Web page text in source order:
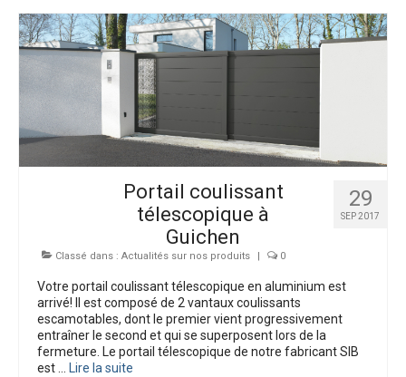
Bien-être extérieur
Interphones
Dépannages
29
SEP 2017
Portail coulissant
télescopique à
Guichen
Classé dans : Actualités sur nos produits 0
Votre portail coulissant télescopique en aluminium est
arrivé! Il est composé de 2 vantaux coulissants
escamotables, dont le premier vient progressivement
entraîner le second et qui se superposent lors de la
fermeture. Le portail télescopique de notre fabricant SIB
est …
Lire la suite­­